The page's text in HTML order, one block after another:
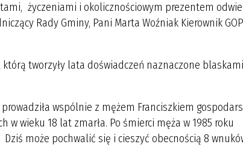
życzeniami i okolicznościowym prezentem
Rady Gminy, Pani Marta Woźniak Kierownik
tworzyły lata doświadczeń naznaczone blaskami
wspólnie z mężem Franciszkiem
wieku 18 lat zmarła. Po śmierci męża w 1985 roku
może pochwalić się i cieszyć obecnością 8